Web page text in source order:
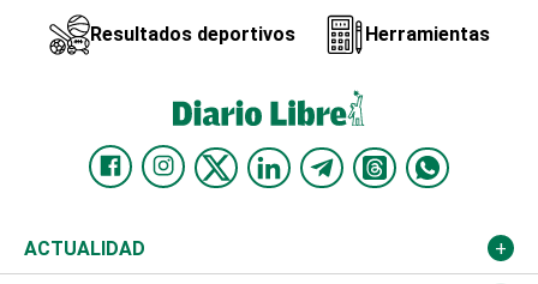
Resultados deportivos Herramientas
ACTUALIDAD